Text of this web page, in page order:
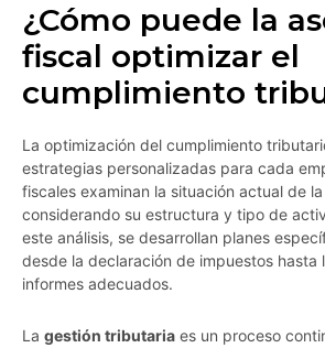
¿Cómo puede la
fiscal optimizar el
cumplimiento
La optimización del cumplimiento
estrategias personalizadas para cada
fiscales examinan la situación actual de
considerando su estructura y tipo de
este análisis, se desarrollan planes
desde la declaración de impuestos hasta
informes adecuados.
La gestión tributaria es un proceso